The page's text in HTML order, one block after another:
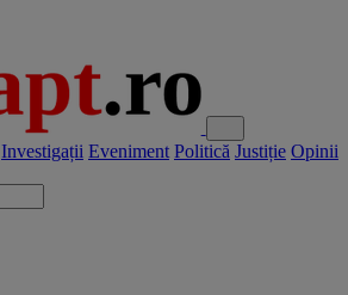
Investigații Eveniment Politică Justiție Opinii